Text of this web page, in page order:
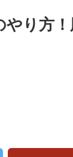
り方